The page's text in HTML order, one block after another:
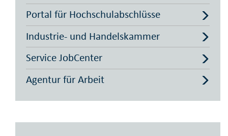
Portal für Hochschulabschlüsse
Industrie- und Handelskammer
Service JobCenter
Agentur für Arbeit